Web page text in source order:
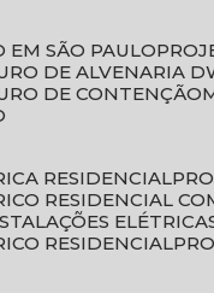
EM SÃO PAULO
DE ALVENARIA
DE CONTENÇÃO
RESIDENCIAL
RESIDENCIAL
RESIDENCIAL